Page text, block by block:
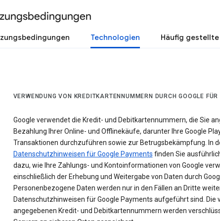
Technologien Häufig gestellte
VERWENDUNG VON KREDITKARTENNUMMERN DURCH GOOGLE FÜR
Google verwendet die Kredit- und Debitkartennummern, die Sie
Bezahlung Ihrer Online- und Offlinekäufe, darunter Ihre Google
Transaktionen durchzuführen sowie zur Betrugsbekämpfung. In
Datenschutzhinweisen für Google Payments finden Sie
dazu, wie Ihre Zahlungs- und Kontoinformationen von Google
einschließlich der Erhebung und Weitergabe von Daten durch
Personenbezogene Daten werden nur in den Fällen an Dritte
Datenschutzhinweisen für Google Payments aufgeführt sind. Die
angegebenen Kredit- und Debitkartennummern werden